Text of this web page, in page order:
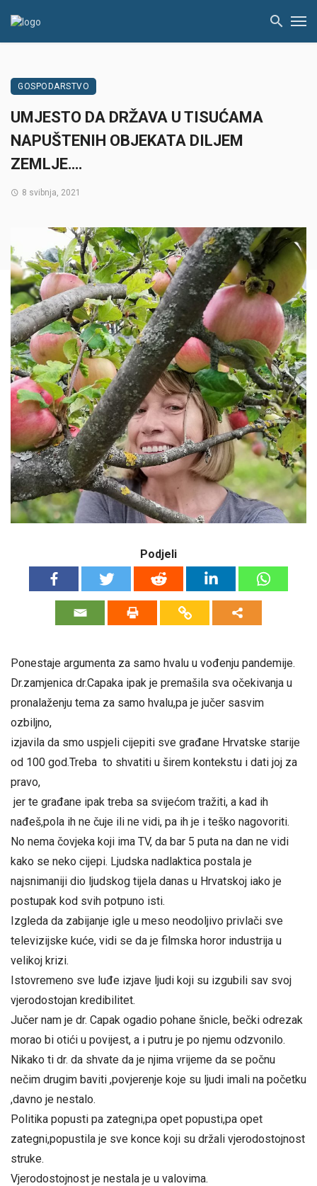
GOSPODARSTVO
UMJESTO DA DRŽAVA U TISUĆAMA
NAPUŠTENIH OBJEKATA DILJEM
ZEMLJE….
8 svibnja, 2021
Podjeli
Ponestaje argumenta za samo hvalu u vođenju pandemije.
Dr.zamjenica dr.Capaka ipak je premašila sva očekivanja u
pronalaženju tema za samo hvalu,pa je jučer sasvim
ozbiljno,
izjavila da smo uspjeli cijepiti sve građane Hrvatske starije
od 100 god.Treba to shvatiti u širem kontekstu i dati joj za
pravo,
jer te građane ipak treba sa svijećom tražiti, a kad ih
nađeš,pola ih ne čuje ili ne vidi, pa ih je i teško nagovoriti.
No nema čovjeka koji ima TV, da bar 5 puta na dan ne vidi
kako se neko cijepi. Ljudska nadlaktica postala je
najsnimaniji dio ljudskog tijela danas u Hrvatskoj iako je
postupak kod svih potpuno isti.
Izgleda da zabijanje igle u meso neodoljivo privlači sve
televizijske kuće, vidi se da je filmska horor industrija u
velikoj krizi.
Istovremeno sve luđe izjave ljudi koji su izgubili sav svoj
vjerodostojan kredibilitet.
Jučer nam je dr. Capak ogadio pohane šnicle, bečki odrezak
morao bi otići u povijest, a i putru je po njemu odzvonilo.
Nikako ti dr. da shvate da je njima vrijeme da se počnu
nečim drugim baviti ,povjerenje koje su ljudi imali na početku
,davno je nestalo.
Politika popusti pa zategni,pa opet popusti,pa opet
zategni,popustila je sve konce koji su držali vjerodostojnost
struke.
Vjerodostojnost je nestala je u valovima.